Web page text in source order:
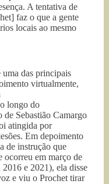
A tentativa de
faz o que a gente
locais ao mesmo
das principais
virtualmente,
longo do
de Sebastião Camargo
atingida por
Em depoimento
de instrução que
ocorreu em março de
e 2021), ela disse
e viu o Prochet tirar